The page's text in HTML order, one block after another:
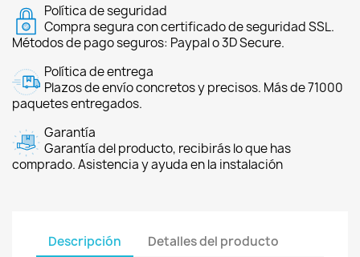
Política de seguridad
Compra segura con certificado de seguridad SSL.
Métodos de pago seguros: Paypal o 3D Secure.
Política de entrega
Plazos de envío concretos y precisos. Más de 71000
paquetes entregados.
Garantía
Garantía del producto, recibirás lo que has
comprado. Asistencia y ayuda en la instalación
Descripción Detalles del producto